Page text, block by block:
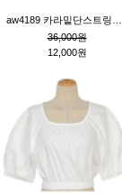
36,000원
12,000원